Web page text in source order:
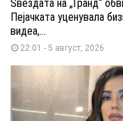
Ѕвездата на „Гранд“
Пејачката уценувала
видеа,...
22:01 - 5 август, 2026